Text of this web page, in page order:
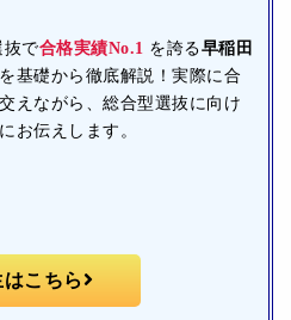
抜で合格実績No.1 を誇る早稲田
基礎から徹底解説！実際に合
えながら、総合型選抜に向け
お伝えします。
こちら